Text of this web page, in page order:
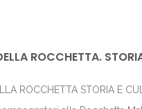
ROCCHETTA.
ROCCHETTA STORIA E